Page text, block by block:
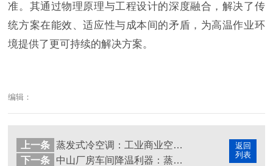
准。其通过物理原理与工程设计的深度融合，解决了传
统方案在能效、适应性与成本间的矛盾，为高温作业环
境提供了更可持续的解决方案。
编辑：
返回
列表
上一条
蒸发式冷空调：工业商业空间降温，高效持久新方案
下一条
中山厂房车间降温利器：蒸发冷省电空调高效又省钱